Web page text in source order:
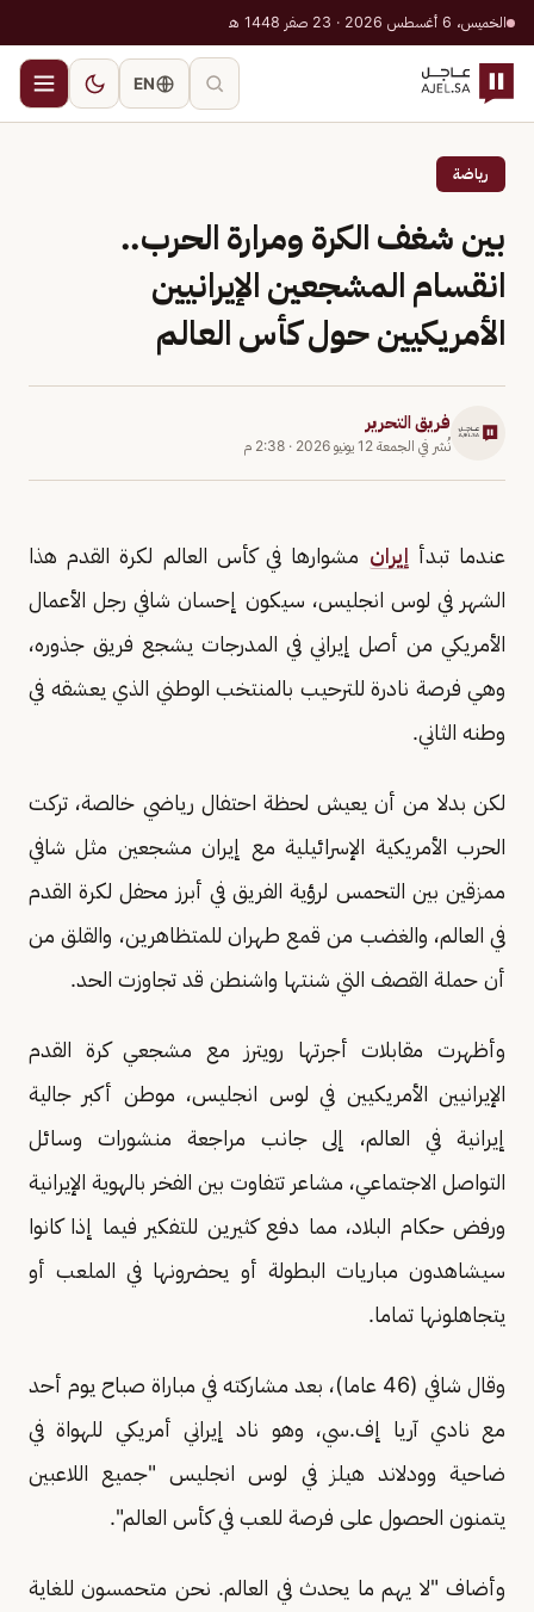
الخميس، 6 أغسطس 2026 · 23 صفر 1448 هـ
EN
رياضة
بين شغف الكرة ومرارة الحرب..
انقسام المشجعين الإيرانيين
الأمريكيين حول كأس العالم
فريق التحرير
نُشر في الجمعة 12 يونيو 2026 · 2:38 م
عندما تبدأ إيران مشوارها في كأس العالم لكرة القدم هذا
الشهر في لوس انجليس، سيكون إحسان شافي رجل الأعمال
الأمريكي من أصل إيراني في المدرجات يشجع فريق جذوره،
وهي فرصة نادرة للترحيب بالمنتخب الوطني الذي يعشقه في
وطنه الثاني.
لكن بدلا من أن يعيش لحظة احتفال رياضي خالصة، تركت
الحرب الأمريكية الإسرائيلية مع إيران مشجعين مثل شافي
ممزقين بين التحمس لرؤية الفريق في أبرز محفل لكرة القدم
في العالم، والغضب من قمع طهران للمتظاهرين، والقلق من
أن حملة القصف التي شنتها واشنطن قد تجاوزت الحد.
وأظهرت مقابلات أجرتها رويترز مع مشجعي كرة القدم
الإيرانيين الأمريكيين في لوس انجليس، موطن أكبر جالية
إيرانية في العالم، إلى جانب مراجعة منشورات وسائل
التواصل الاجتماعي، مشاعر تتفاوت بين الفخر بالهوية الإيرانية
ورفض حكام البلاد، مما دفع كثيرين للتفكير فيما إذا كانوا
سيشاهدون مباريات البطولة أو يحضرونها في الملعب أو
يتجاهلونها تماما.
وقال شافي (46 عاما)، بعد مشاركته في مباراة صباح يوم أحد
مع نادي آريا إف.سي، وهو ناد إيراني أمريكي للهواة في
ضاحية وودلاند هيلز في لوس انجليس "جميع اللاعبين
يتمنون الحصول على فرصة للعب في كأس العالم".
وأضاف "لا يهم ما يحدث في العالم. نحن متحمسون للغاية